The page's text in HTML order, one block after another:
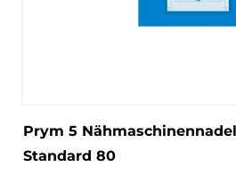
Prym 5
Standard 80